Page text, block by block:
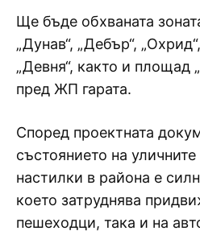
Ще бъде обхваната
„Дунав“, „Дебър“,
„Девня“, както и площад
пред ЖП гарата.
Според проектната
състоянието на
настилки в района е
което затруднява
пешеходци, така и на